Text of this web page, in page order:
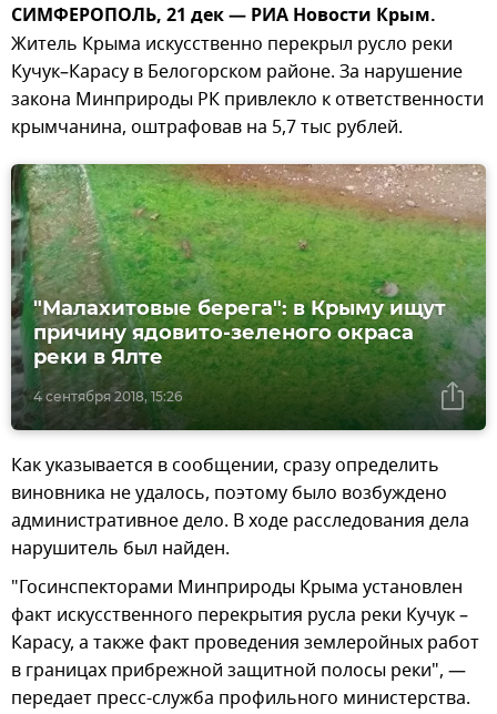
СИМФЕРОПОЛЬ, 21 дек — РИА Новости Крым.
Житель Крыма искусственно перекрыл русло реки
Кучук–Карасу в Белогорском районе. За нарушение
закона Минприроды РК привлекло к ответственности
крымчанина, оштрафовав на 5,7 тыс рублей.
4 сентября 2018, 15:26
"Малахитовые берега": в Крыму ищут
причину ядовито-зеленого окраса
реки в Ялте
Как указывается в сообщении, сразу определить
виновника не удалось, поэтому было возбуждено
административное дело. В ходе расследования дела
нарушитель был найден.
"Госинспекторами Минприроды Крыма установлен
факт искусственного перекрытия русла реки Кучук –
Карасу, а также факт проведения землеройных работ
в границах прибрежной защитной полосы реки", —
передает пресс-служба профильного министерства.